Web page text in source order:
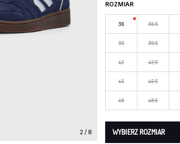
2 / 8
ROZMIAR
36 36.5
39 39.5
42 42.5
45 45.5
48 48.5
WYBIERZ ROZMIAR